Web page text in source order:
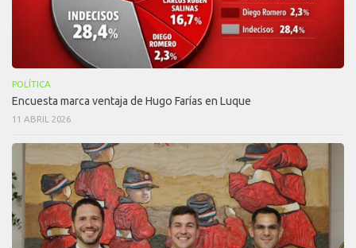
POLÍTICA
Encuesta marca ventaja de Hugo Farías en Luque
11 ABRIL 2026